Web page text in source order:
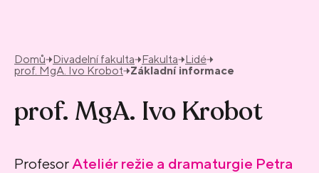
Domů Divadelní fakulta Fakulta
Lidé
prof. MgA. Ivo Krobot Základní informace
prof. MgA. Ivo Krobot
Profesor Ateliér režie a dramaturgie Petra